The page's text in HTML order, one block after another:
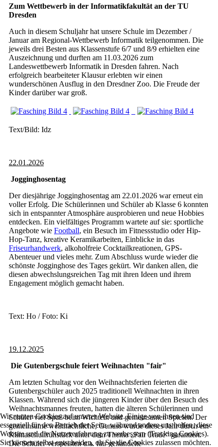
Zum Wettbewerb in der Informatikfakultät an der TU
Dresden
Auch in diesem Schuljahr hat unsere Schule im Dezember /
Januar am Regional-Wettbewerb Informatik teilgenommen. Die
jeweils drei Besten aus Klassenstufe 6/7 und 8/9 erhielten eine
Auszeichnung und durften am 11.03.2026 zum
Landeswettbewerb Informatik in Dresden fahren. Nach
erfolgreich bearbeiteter Klausur erlebten wir einen
wunderschönen Ausflug in den Dresdner Zoo. Die Freude der
Kinder darüber war groß.
Text/Bild: Idz
22.01.2026
Jogginghosentag
Der diesjährige Jogginghosentag am 22.01.2026 war erneut ein
voller Erfolg. Die Schülerinnen und Schüler ab Klasse 6 konnten
sich in entspannter Atmosphäre ausprobieren und neue Hobbies
entdecken. Ein vielfältiges Programm wartete auf sie: sportliche
Angebote wie Football, ein Besuch im Fitnessstudio oder Hip-
Hop-Tanz, kreative Keramikarbeiten, Einblicke in das
Friseurhandwerk, alkoholfreie Cocktailkreationen, GPS-
Abenteuer und vieles mehr. Zum Abschluss wurde wieder die
schönste Jogginghose des Tages gekürt. Wir danken allen, die
diesen abwechslungsreichen Tag mit ihren Ideen und ihrem
Engagement möglich gemacht haben.
Text: Ho / Foto: Ki
19.12.2025
Die Gutenbergschule feiert Weihnachten "fair"
Am letzten Schultag vor den Weihnachtsferien feierten die
Gutenbergschüler auch 2025 traditionell Weihnachten in ihren
Klassen. Während sich die jüngeren Kinder über den Besuch des
Weihnachtsmannes freuten, hatten die älteren Schülerinnen und
Schüler viel Spaß beim Wichteln und gemeinsamen Spielen. Der
gemeinsame weihnachtliche, Genuss wurde dieses Jahr durch ein
Klimaschulfrühstück unter dem Thema „Fair Trade“ garantiert.
Die Schüler verspeisten u.a. fair gehandelte
Wir nutzen Cookies auf unserer Website. Einige von ihnen sind
essenziell für den Betrieb der Seite, während andere uns helfen, diese
Website und die Nutzererfahrung zu verbessern (Tracking Cookies).
Sie können selbst entscheiden, ob Sie die Cookies zulassen möchten.